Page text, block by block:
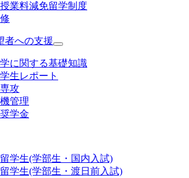
業料減免留学制度
者への支援
に関する基礎知識
生レポート
攻
管理
学金
学生(学部生・国内入試)
学生(学部生・渡日前入試)